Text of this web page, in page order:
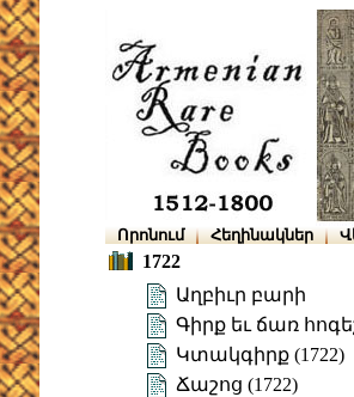
Որոնում Հեղինակներ
1722
Աղբիւր բարի
Գիրք եւ ճառ
Կտակգիրք (1722)
Ճաշոց (1722)